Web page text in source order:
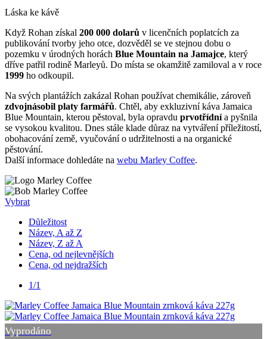
Láska ke kávě
Když Rohan získal 200 000 dolarů v licenčních poplatcích za
publikování tvorby jeho otce, dozvěděl se ve stejnou dobu o
pozemku v úrodných horách Blue Mountain na Jamajce, který
dříve patřil rodině Marleyů. Do místa se okamžitě zamiloval a v roce
1999 ho odkoupil.
Na svých plantážích zakázal Rohan používat chemikálie, zároveň
zdvojnásobil platy farmářů. Chtěl, aby exkluzivní káva Jamaica
Blue Mountain, kterou pěstoval, byla opravdu prvotřídnía pyšnila
se vysokou kvalitou. Dnes stále klade důraz na vytváření příležitostí,
obohacování země, vyučování o udržitelnosti a na organické
pěstování.
Další informace dohledáte na webu Marley Coffee.
Vybrat
Důležitost
Název, A až Z
Název, Z až A
Cena, od nejlevnějších
Cena, od nejdražších
1/1
Vyprodáno